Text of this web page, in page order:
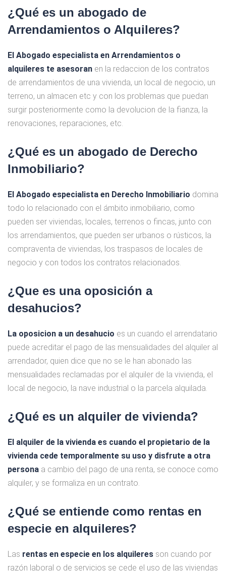
¿Qué es un abogado de
Arrendamientos o Alquileres?
El Abogado especialista en Arrendamientos o
alquileres te asesoran en la redaccion de los contratos
de arrendamientos de una vivienda, un local de negocio, un
terreno, un almacen etc y con los problemas que puedan
surgir posteriormente como la devolucion de la fianza, la
renovaciones, reparaciones, etc.
¿Qué es un abogado de Derecho
Inmobiliario?
El Abogado especialista en Derecho Inmobiliario domina
todo lo relacionado con el ámbito inmobiliario, como
pueden ser viviendas, locales, terrenos o fincas, junto con
los arrendamientos, que pueden ser urbanos o rústicos, la
compraventa de viviendas, los traspasos de locales de
negocio y con todos los contratos relacionados.
¿Que es una oposición a
desahucios?
La oposicion a un desahucio es un cuando el arrendatario
puede acreditar el pago de las mensualidades del alquiler al
arrendador, quien dice que no se le han abonado las
mensualidades reclamadas por el alquiler de la vivienda, el
local de negocio, la nave industrial o la parcela alquilada.
¿Qué es un alquiler de vivienda?
El alquiler de la vivienda es cuando el propietario de la
vivienda cede temporalmente su uso y disfrute a otra
persona a cambio del pago de una renta, se conoce como
alquiler, y se formaliza en un contrato.
¿Qué se entiende como rentas en
especie en alquileres?
Las rentas en especie en los alquileres son cuando por
razón laboral o de servicios se cede el uso de las viviendas